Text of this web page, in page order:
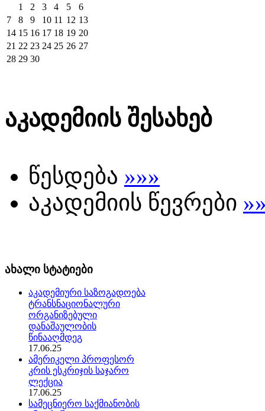
1
2 3 4 5
6
7
8 9 10 11 12 13
14 15 16 17 18 19 20
21 22 23 24 25 26 27
28 29 30
აკადემიის შესახებ
წესდება »»»
აკადემიის წევრები
ახალი სტატიები
აკადემიური საზოგადოება
ტრანსნაციონალური
ორგანიზებული
დანაშაულობის
წინააღმდეგ
17.06.25
ამერიკელი პროფესორ
კრის ესკრიჯის საჯარო
ლექცია
17.06.25
სამეცნიერო საქმიანობის